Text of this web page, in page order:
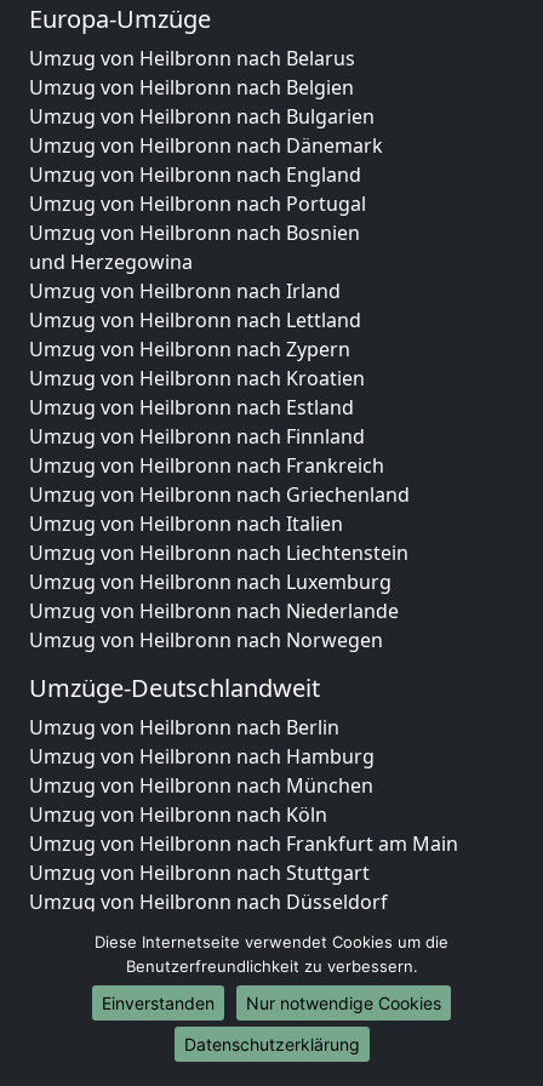
Europa-Umzüge
Umzug von Heilbronn nach Belarus
Umzug von Heilbronn nach Belgien
Umzug von Heilbronn nach Bulgarien
Umzug von Heilbronn nach Dänemark
Umzug von Heilbronn nach England
Umzug von Heilbronn nach Portugal
Umzug von Heilbronn nach Bosnien
und Herzegowina
Umzug von Heilbronn nach Irland
Umzug von Heilbronn nach Lettland
Umzug von Heilbronn nach Zypern
Umzug von Heilbronn nach Kroatien
Umzug von Heilbronn nach Estland
Umzug von Heilbronn nach Finnland
Umzug von Heilbronn nach Frankreich
Umzug von Heilbronn nach Griechenland
Umzug von Heilbronn nach Italien
Umzug von Heilbronn nach Liechtenstein
Umzug von Heilbronn nach Luxemburg
Umzug von Heilbronn nach Niederlande
Umzug von Heilbronn nach Norwegen
Umzüge-Deutschlandweit
Umzug von Heilbronn nach Berlin
Umzug von Heilbronn nach Hamburg
Umzug von Heilbronn nach München
Umzug von Heilbronn nach Köln
Umzug von Heilbronn nach Frankfurt am Main
Umzug von Heilbronn nach Stuttgart
Umzug von Heilbronn nach Düsseldorf
Umzug von Heilbronn nach Leipzig
Umzug von Heilbronn nach Dortmund
Umzug von Heilbronn nach Essen
Umzug von Heilbronn nach Bremen
Umzug von Heilbronn nach Dresden
Diese Internetseite verwendet Cookies um die
Benutzerfreundlichkeit zu verbessern.
Einverstanden
Nur notwendige Cookies
Datenschutzerklärung